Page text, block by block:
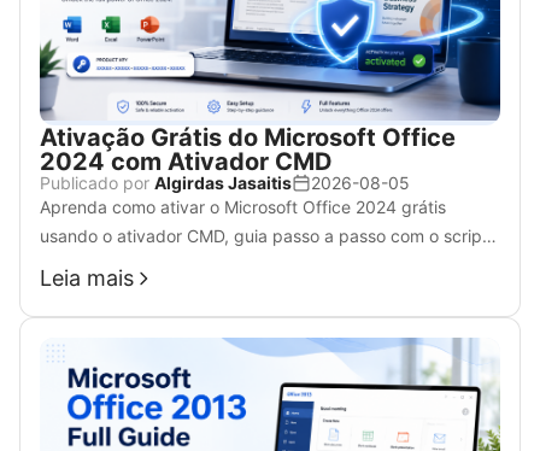
Ativação Grátis do Microsoft Office
2024 com Ativador CMD
Publicado por Algirdas Jasaitis
2026-08-05
Aprenda como ativar o Microsoft Office 2024 grátis
usando o ativador CMD, guia passo a passo com o script
nativo ospp.vbs, totalmente funcional no Windows 7, 10 e
11.
Leia mais